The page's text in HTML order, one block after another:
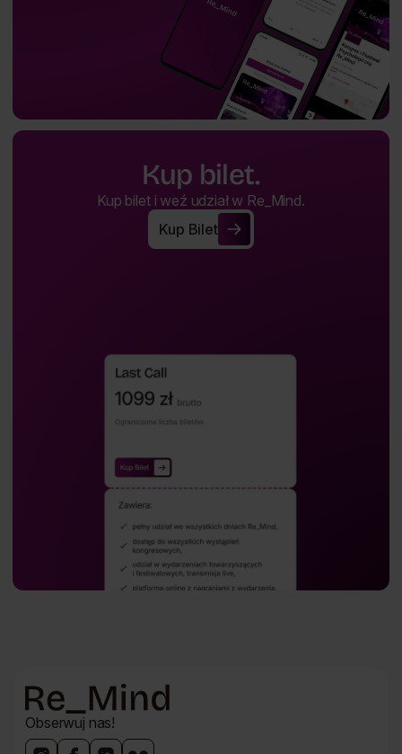
Kup bilet.
Kup bilet i weź udział w Re_Mind.
Kup Bilet
Kup Bilet
Dolna
nawigacja
Obserwuj nas!